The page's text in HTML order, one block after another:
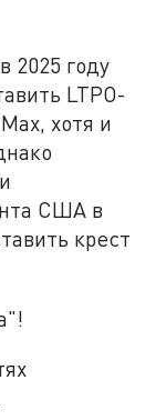
2025 году
LTPO-
хотя и
США в
крест